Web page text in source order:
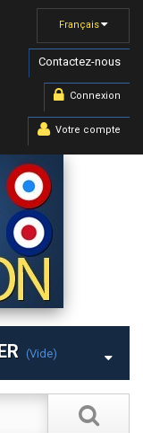
Français
Contactez-nous
Connexion
Votre compte
(vide)